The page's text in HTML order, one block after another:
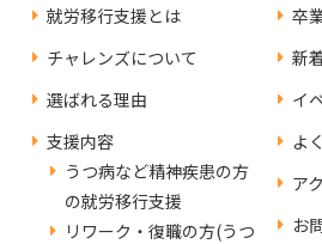
就労移行支援とは
チャレンズについて
選ばれる理由
支援内容
うつ病など精神疾患の方
の就労移行支援
リワーク・復職の方(うつ
卒
新
イ
よ
ア
お